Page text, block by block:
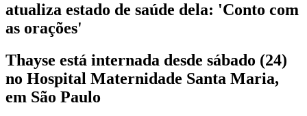
atualiza estado de saúde dela: 'Conto com
as orações'
Thayse está internada desde sábado (24)
no Hospital Maternidade Santa Maria,
em São Paulo